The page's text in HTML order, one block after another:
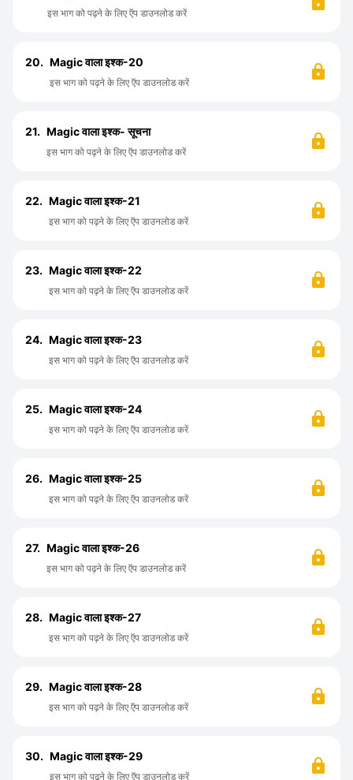
इस भाग को पढ़ने के लिए ऍप डाउनलोड करें
20. Magic वाला इश्क-20
इस भाग को पढ़ने के लिए ऍप डाउनलोड करें
21. Magic वाला इश्क- सूचना
इस भाग को पढ़ने के लिए ऍप डाउनलोड करें
22. Magic वाला इश्क-21
इस भाग को पढ़ने के लिए ऍप डाउनलोड करें
23. Magic वाला इश्क-22
इस भाग को पढ़ने के लिए ऍप डाउनलोड करें
24. Magic वाला इश्क-23
इस भाग को पढ़ने के लिए ऍप डाउनलोड करें
25. Magic वाला इश्क-24
इस भाग को पढ़ने के लिए ऍप डाउनलोड करें
26. Magic वाला इश्क-25
इस भाग को पढ़ने के लिए ऍप डाउनलोड करें
27. Magic वाला इश्क-26
इस भाग को पढ़ने के लिए ऍप डाउनलोड करें
28. Magic वाला इश्क-27
इस भाग को पढ़ने के लिए ऍप डाउनलोड करें
29. Magic वाला इश्क-28
इस भाग को पढ़ने के लिए ऍप डाउनलोड करें
30. Magic वाला इश्क-29
इस भाग को पढ़ने के लिए ऍप डाउनलोड करें